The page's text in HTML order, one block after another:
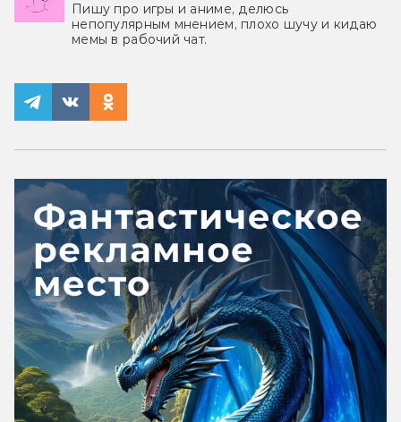
Пишу про игры и аниме, делюсь
непопулярным мнением, плохо шучу и кидаю
мемы в рабочий чат.